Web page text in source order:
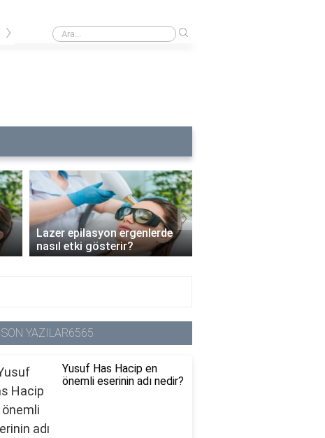
Buz lazerde kılların uzunluğu ne kadar olmalı?
›
Lazer epilasyon ergenlerde
nasıl etki gösterir?
›
SON YAZILAR6565
Yusuf Has Hacip en
önemli eserinin adı nedir?